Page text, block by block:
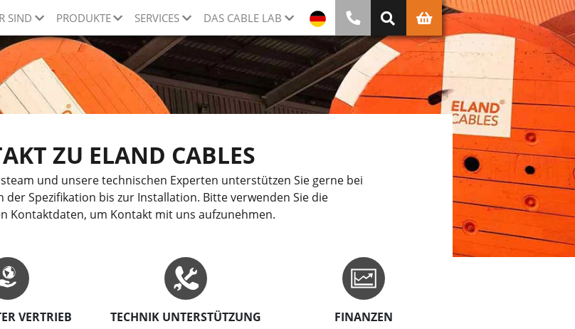
SIND PRODUKTE SERVICES DAS CABLE LAB
ZU ELAND CABLES
und unsere technischen Experten unterstützen Sie gerne bei
der Spezifikation bis zur Installation. Bitte verwenden Sie die
Kontaktdaten, um Kontakt mit uns aufzunehmen.
VERTRIEB TECHNIK UNTERSTÜTZUNG FINANZEN